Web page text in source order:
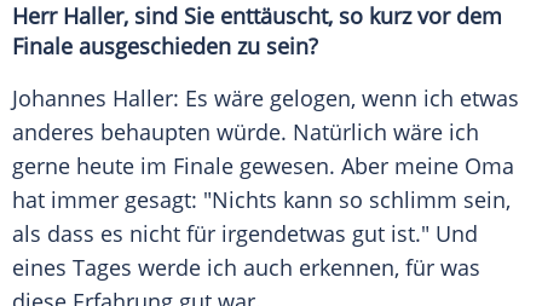
Herr Haller, sind Sie enttäuscht, so kurz vor dem
Finale ausgeschieden zu sein?
Johannes Haller: Es wäre gelogen, wenn ich etwas
anderes behaupten würde. Natürlich wäre ich
gerne heute im Finale gewesen. Aber meine Oma
hat immer gesagt: "Nichts kann so schlimm sein,
als dass es nicht für irgendetwas gut ist." Und
eines Tages werde ich auch erkennen, für was